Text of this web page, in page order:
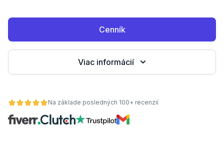
Cenník
Viac informácií
Na základe posledných 100+ recenzií